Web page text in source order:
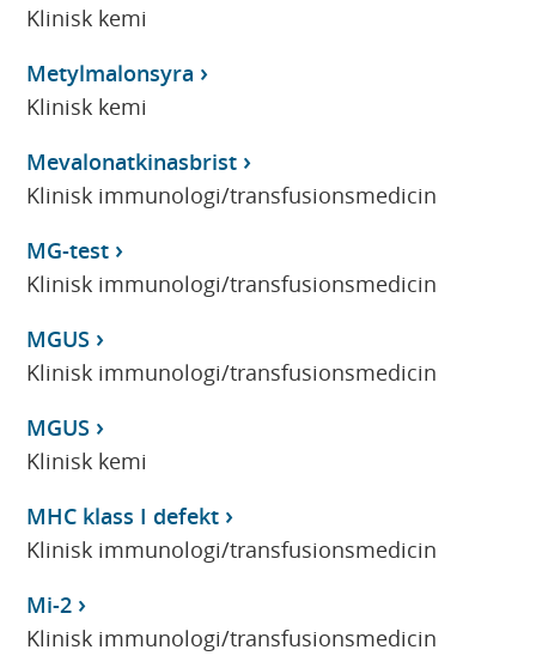
Klinisk kemi
Metylmalonsyra
Klinisk kemi
Mevalonatkinasbrist
Klinisk immunologi/transfusionsmedicin
MG-test
Klinisk immunologi/transfusionsmedicin
MGUS
Klinisk immunologi/transfusionsmedicin
MGUS
Klinisk kemi
MHC klass I defekt
Klinisk immunologi/transfusionsmedicin
Mi-2
Klinisk immunologi/transfusionsmedicin